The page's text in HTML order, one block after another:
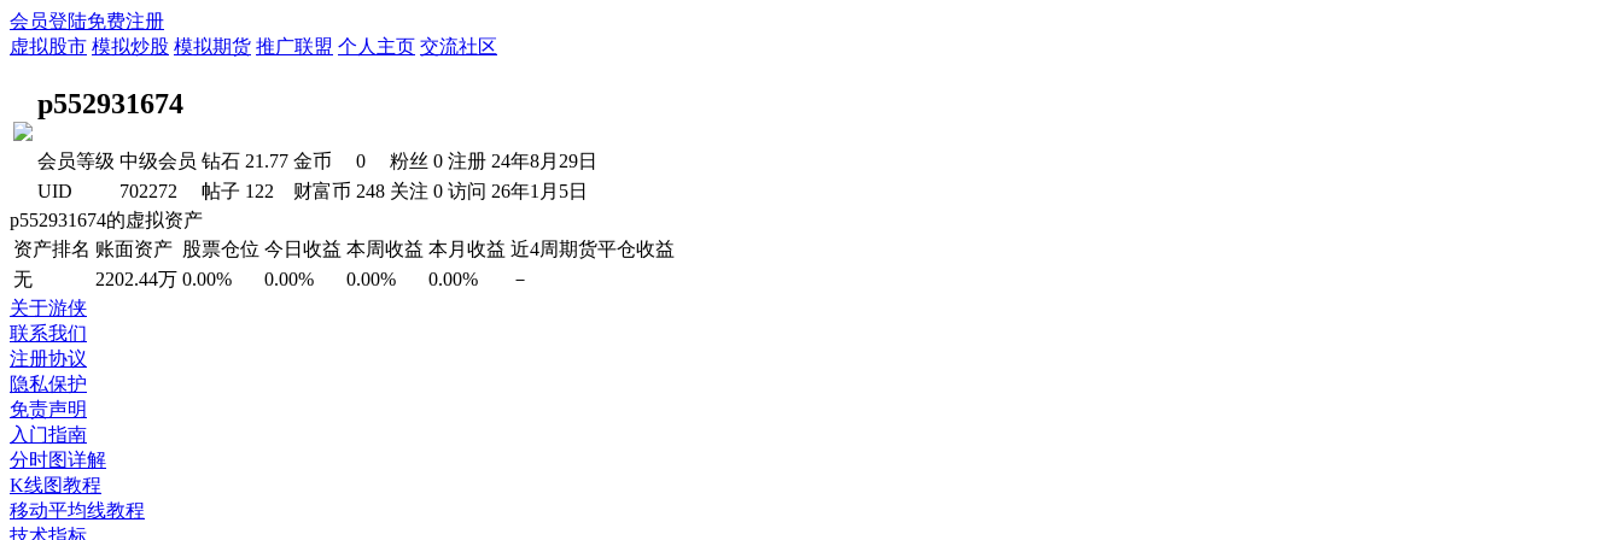
会员登陆免费注册
虚拟股市 模拟炒股 模拟期货 推广联盟 个人主页 交流社区
p552931674
会员等级 中级会员 钻石 21.77 金币 0 粉丝 0 注册 24年8月29日
UID
702272 帖子 122 财富币 248 关注 0 访问 26年1月5日
p552931674的虚拟资产
资产排名 账面资产 股票仓位 今日收益 本周收益 本月收益 近4周期货平仓收益
无
2202.44万 0.00% 0.00% 0.00% 0.00%
－
关于游侠
联系我们
注册协议
隐私保护
免责声明
入门指南
分时图详解
K线图教程
移动平均线教程
技术指标